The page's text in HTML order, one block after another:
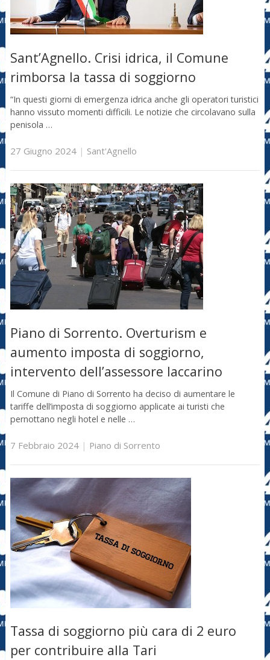
Sant’Agnello. Crisi idrica, il Comune
rimborsa la tassa di soggiorno
“In questi giorni di emergenza idrica anche gli operatori turistici
hanno vissuto momenti difficili. Le notizie che circolavano sulla
penisola …
27 Giugno 2024| Sant'Agnello
Piano di Sorrento. Overturism e
aumento imposta di soggiorno,
intervento dell’assessore Iaccarino
Il Comune di Piano di Sorrento ha deciso di aumentare le
tariffe dell’imposta di soggiorno applicate ai turisti che
pernottano negli hotel e nelle …
7 Febbraio 2024| Piano di Sorrento
Tassa di soggiorno più cara di 2 euro
per contribuire alla Tari